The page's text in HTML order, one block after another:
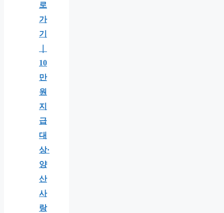
로
가
기
10
만
원
지
급
대
상·
양
산
사
랑